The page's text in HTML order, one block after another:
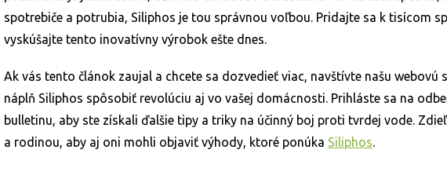
spotrebiče a potrubia, Siliphos je tou správnou voľbou. Pridajte sa k tisícom
vyskúšajte tento inovatívny výrobok ešte dnes.
Ak vás tento článok zaujal a chcete sa dozvedieť viac, navštívte našu webovú
náplň Siliphos spôsobiť revolúciu aj vo vašej domácnosti. Prihláste sa na
bulletinu, aby ste získali ďalšie tipy a triky na účinný boj proti tvrdej vode.
a rodinou, aby aj oni mohli objaviť výhody, ktoré ponúka Siliphos.